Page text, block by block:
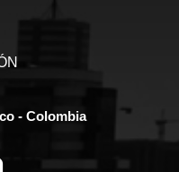
- Colombia